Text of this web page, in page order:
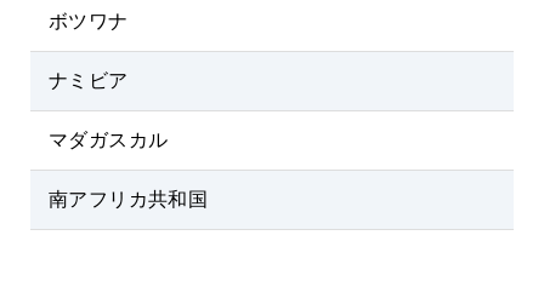
ボツワナ
ナミビア
マダガスカル
南アフリカ共和国